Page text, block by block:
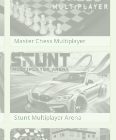
Master Chess Multiplayer
Stunt Multiplayer Arena